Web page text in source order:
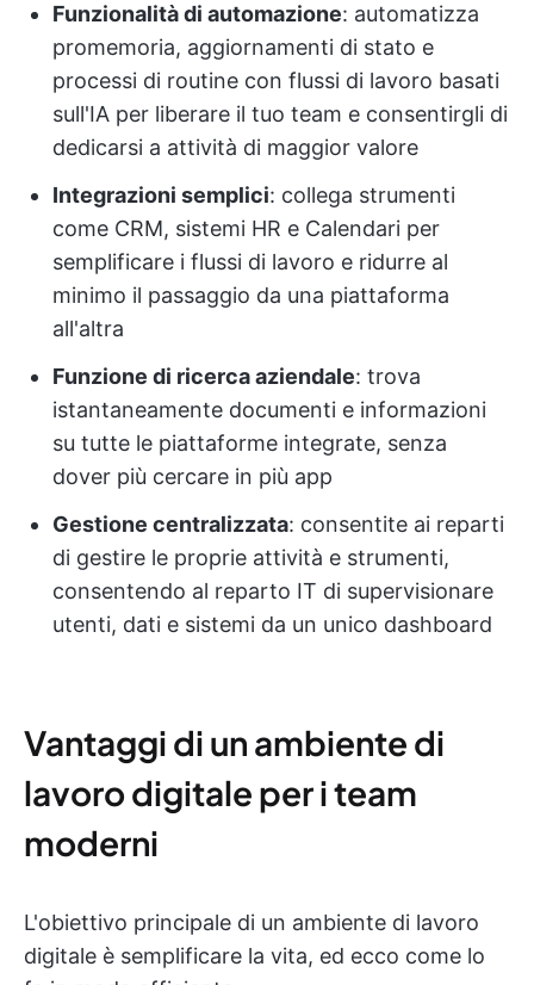
Funzionalità di automazione: automatizza
promemoria, aggiornamenti di stato e
processi di routine con flussi di lavoro basati
sull'IA per liberare il tuo team e consentirgli di
dedicarsi a attività di maggior valore
Integrazioni semplici: collega strumenti
come CRM, sistemi HR e Calendari per
semplificare i flussi di lavoro e ridurre al
minimo il passaggio da una piattaforma
all'altra
Funzione di ricerca aziendale: trova
istantaneamente documenti e informazioni
su tutte le piattaforme integrate, senza
dover più cercare in più app
Gestione centralizzata: consentite ai reparti
di gestire le proprie attività e strumenti,
consentendo al reparto IT di supervisionare
utenti, dati e sistemi da un unico dashboard
Vantaggi di un ambiente di
lavoro digitale per i team
moderni
L'obiettivo principale di un ambiente di lavoro
digitale è semplificare la vita, ed ecco come lo